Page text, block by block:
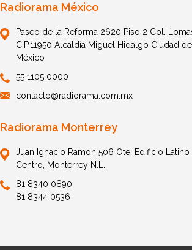
Radiorama México
Paseo de la Reforma 2620 Piso 2 Col.
C.P.11950 Alcaldía Miguel Hidalgo Ciudad
México
55 1105 0000
contacto@radiorama.com.mx
Radiorama Monterrey
Juan Ignacio Ramon 506 Ote. Edificio Latino
Centro, Monterrey N.L.
81 8340 0890
81 8344 0536